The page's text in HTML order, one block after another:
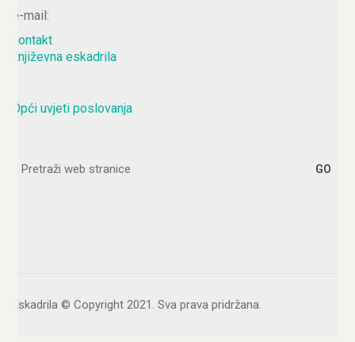
e-mail:
kontakt
književna eskadrila
Opći uvjeti poslovanja
for:
Eskadrila © Copyright 2021. Sva prava pridržana.